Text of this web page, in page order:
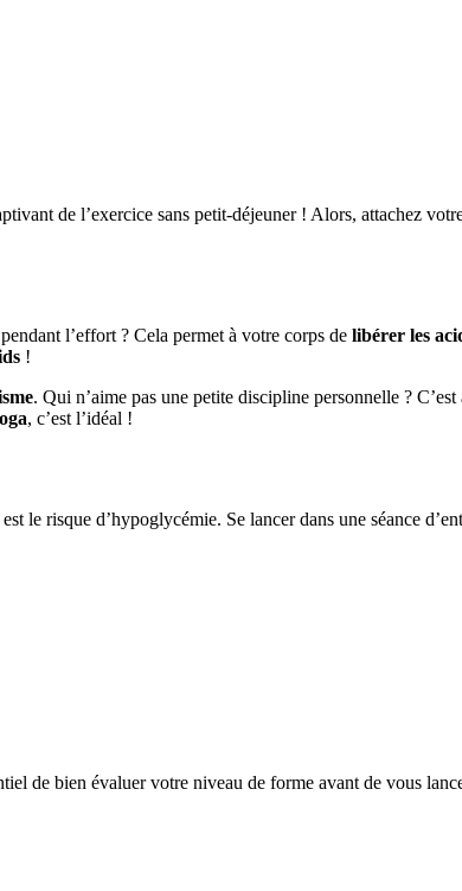
de l’exercice sans petit-déjeuner ! Alors, attachez
l’effort ? Cela permet à votre corps de libérer les
!
. Qui n’aime pas une petite discipline personnelle ?
, c’est l’idéal !
le risque d’hypoglycémie. Se lancer dans une séance
de bien évaluer votre niveau de forme avant de vous